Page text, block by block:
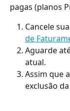
pagas (planos
Cancele
de
Aguarde
atual.
Assim que
exclusão